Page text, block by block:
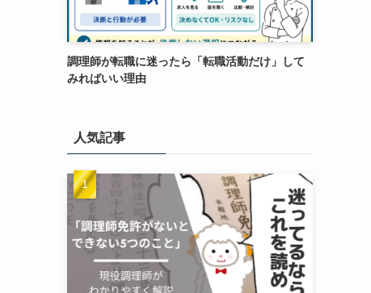
調理師が転職に迷ったら「転職活動だけ」して
みればいい理由
人気記事